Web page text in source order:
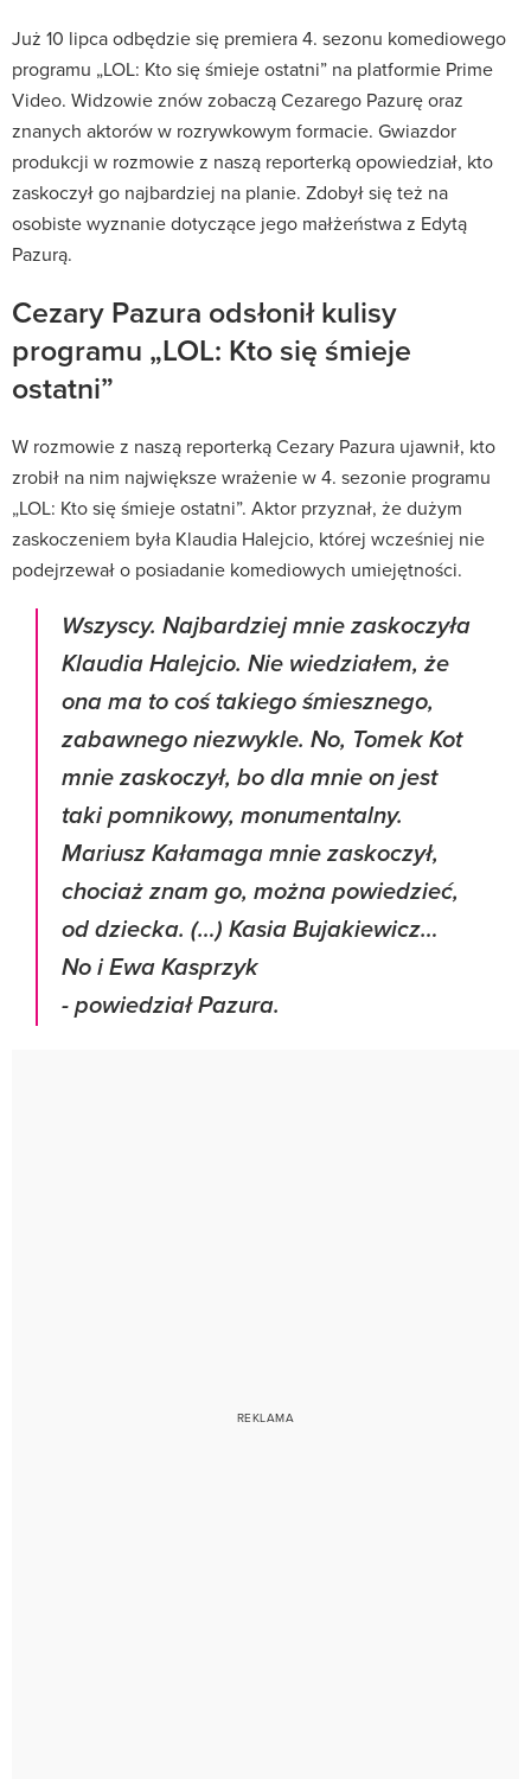
Już 10 lipca odbędzie się premiera 4. sezonu komediowego
programu „LOL: Kto się śmieje ostatni” na platformie Prime
Video. Widzowie znów zobaczą Cezarego Pazurę oraz
znanych aktorów w rozrywkowym formacie. Gwiazdor
produkcji w rozmowie z naszą reporterką opowiedział, kto
zaskoczył go najbardziej na planie. Zdobył się też na
osobiste wyznanie dotyczące jego małżeństwa z Edytą
Pazurą.
Cezary Pazura odsłonił kulisy
programu „LOL: Kto się śmieje
ostatni”
W rozmowie z naszą reporterką Cezary Pazura ujawnił, kto
zrobił na nim największe wrażenie w 4. sezonie programu
„LOL: Kto się śmieje ostatni”. Aktor przyznał, że dużym
zaskoczeniem była Klaudia Halejcio, której wcześniej nie
podejrzewał o posiadanie komediowych umiejętności.
Wszyscy. Najbardziej mnie zaskoczyła
Klaudia Halejcio. Nie wiedziałem, że
ona ma to coś takiego śmiesznego,
zabawnego niezwykle. No, Tomek Kot
mnie zaskoczył, bo dla mnie on jest
taki pomnikowy, monumentalny.
Mariusz Kałamaga mnie zaskoczył,
chociaż znam go, można powiedzieć,
od dziecka. (…) Kasia Bujakiewicz…
No i Ewa Kasprzyk
- powiedział Pazura.